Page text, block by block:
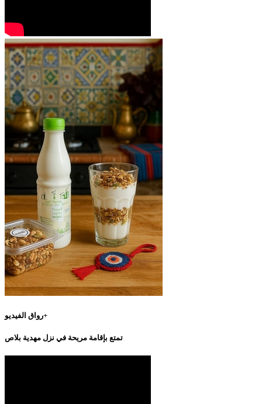
رواق الفيديو+
تمتع بإقامة مريحة في نزل مهدية بلاص